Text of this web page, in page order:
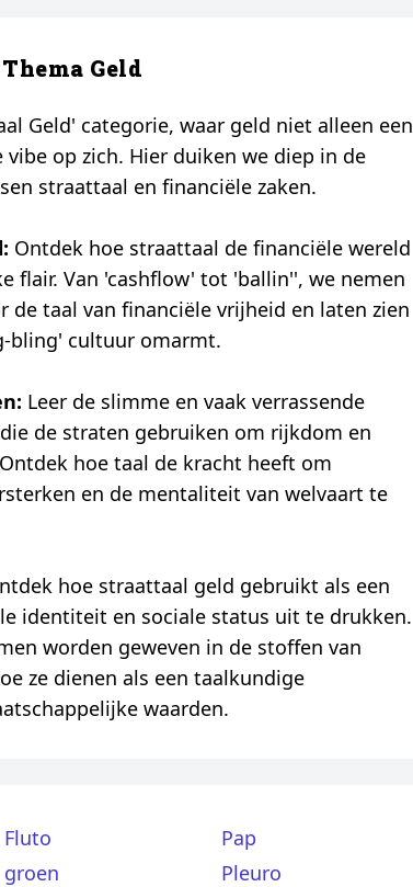
Geld
Geld' categorie, waar geld niet alleen een
op zich. Hier duiken we diep in de
straattaal en financiële zaken.
Ontdek hoe straattaal de financiële wereld
flair. Van 'cashflow' tot 'ballin'', we nemen
de taal van financiële vrijheid en laten zien
bling' cultuur omarmt.
Leer de slimme en vaak verrassende
de straten gebruiken om rijkdom en
hoe taal de kracht heeft om
en de mentaliteit van welvaart te
hoe straattaal geld gebruikt als een
identiteit en sociale status uit te drukken.
worden geweven in de stoffen van
ze dienen als een taalkundige
waarden.
Fluto
groen
Pap
Pleuro